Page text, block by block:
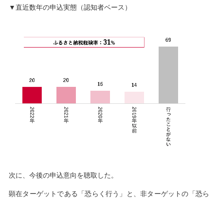
▼直近数年の申込実態（認知者ベース）
次に、今後の申込意向を聴取した。
顕在ターゲットである「恐らく行う」と、非ターゲットの「恐ら